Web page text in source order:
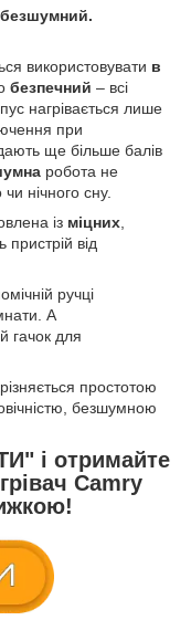
використовувати в
безпечний – всі
нагрівається лише
при
ще більше балів
робота не
нічного сну.
із міцних
від
ручці
А
гачок для
простотою
безшумною
і отримайте
Camry
!